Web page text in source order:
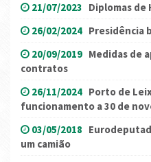
21/07/2023 Diplomas de
26/02/2024 Presidência
20/09/2019 Medidas de
contratos
26/11/2024 Porto de
funcionamento a 30 de
03/05/2018
um camião